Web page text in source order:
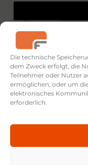
Die technische
dem Zweck erfolgt, die
Teilnehmer oder Nutzer
ermöglichen, oder um
elektronisches
erforderlich.
akzeptieren
Anbei mehr
https://